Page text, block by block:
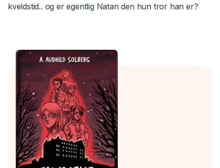
kveldstid.. og er egentlig Natan den hun tror han er?